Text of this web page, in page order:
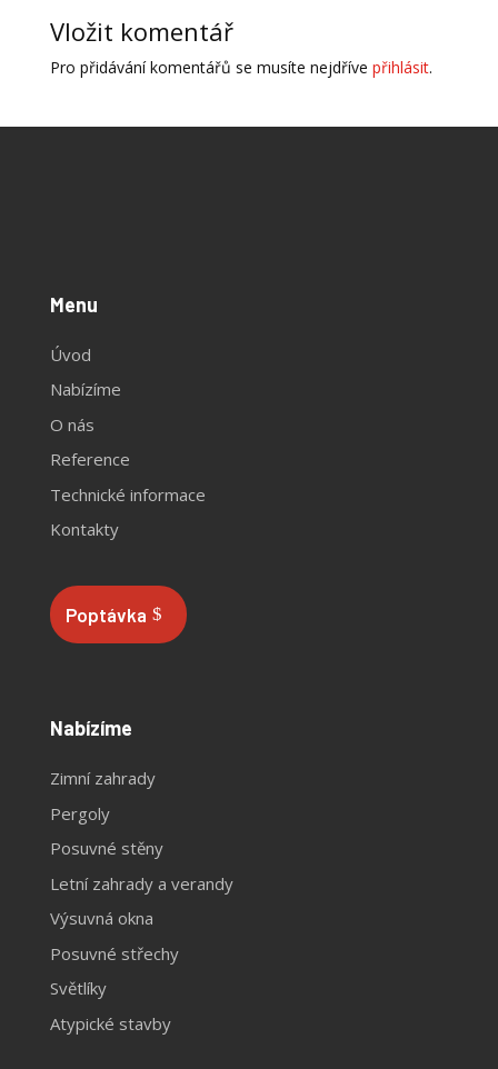
Vložit komentář
Pro přidávání komentářů se musíte nejdříve přihlásit.
Menu
Úvod
Nabízíme
O nás
Reference
Technické informace
Kontakty
Poptávka
Nabízíme
Zimní zahrady
Pergoly
Posuvné stěny
Letní zahrady a verandy
Výsuvná okna
Posuvné střechy
Světlíky
Atypické stavby